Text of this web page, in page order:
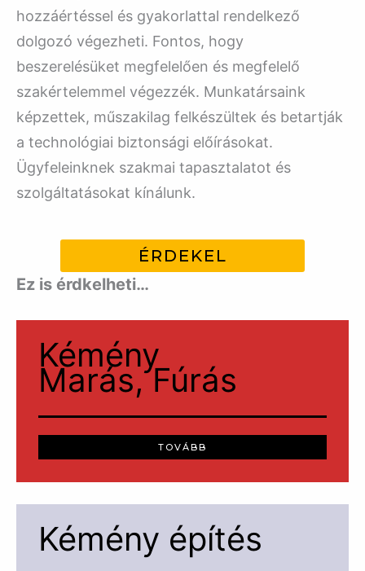
hozzáértéssel és gyakorlattal rendelkező
dolgozó végezheti. Fontos, hogy
beszerelésüket megfelelően és megfelelő
szakértelemmel végezzék. Munkatársaink
képzettek, műszakilag felkészültek és betartják
a technológiai biztonsági előírásokat.
Ügyfeleinknek szakmai tapasztalatot és
szolgáltatásokat kínálunk.
ÉRDEKEL
Ez is érdkelheti…
Kémény
Marás, Fúrás
TOVÁBB
Kémény építés